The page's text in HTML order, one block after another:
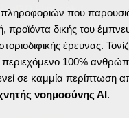
Flipbook /
1968-69
πληροφοριών που
προϊόντα δικής του
έρευνας.
περιεχόμενο 100%
σε καμμία περίπτωση
νοημοσύνης ΑΙ.